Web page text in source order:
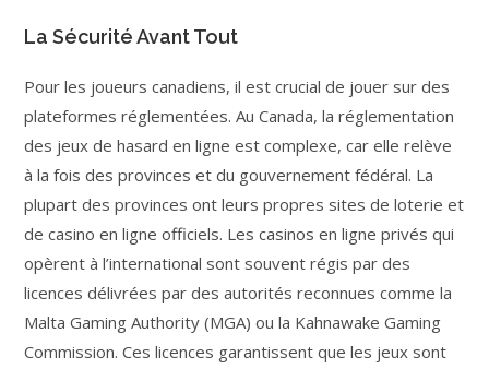
La Sécurité Avant Tout
Pour les joueurs canadiens, il est crucial de jouer sur des
plateformes réglementées. Au Canada, la réglementation
des jeux de hasard en ligne est complexe, car elle relève
à la fois des provinces et du gouvernement fédéral. La
plupart des provinces ont leurs propres sites de loterie et
de casino en ligne officiels. Les casinos en ligne privés qui
opèrent à l’international sont souvent régis par des
licences délivrées par des autorités reconnues comme la
Malta Gaming Authority (MGA) ou la Kahnawake Gaming
Commission. Ces licences garantissent que les jeux sont